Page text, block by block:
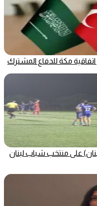
مكة للدفاع المشترك
على منتخب شباب لبنان